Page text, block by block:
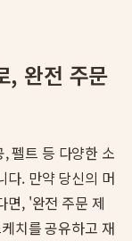
, 완전 주문
펠트 등 다양한 소
다. 만약 당신의 머
면, '완전 주문 제
치를 공유하고 재